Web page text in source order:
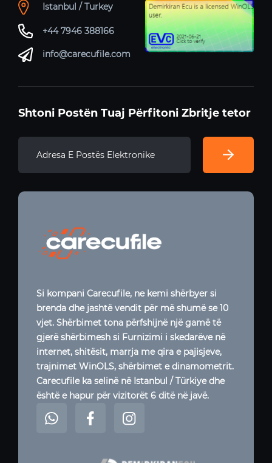
Istanbul / Turkey
+44 7946 388166
info@carecufile.com
Shtoni Postën Tuaj Përfitoni Zbritje tetor
Si kompani Carecufile, ne kemi shërbyer si
brenda dhe jashtë vendit për më shumë se 10
vjet. Shërbimet tona përfshijnë një gamë të
gjerë shërbimesh si Furnizimi i skedarëve në
internet, shitësit, marrja me qira e pajisjeve,
trajnimet WinOLS, shërbimet e dinamometrit.
Carecufile ka selinë në Istanbul / Türkiye dhe
është e hapur për vizitorët 6 ditë në javë.